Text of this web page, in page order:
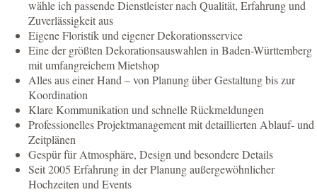
wähle ich passende Dienstleister nach Qualität, Erfahrung und
Zuverlässigkeit aus
Eigene Floristik und eigener Dekorationsservice
Eine der größten Dekorationsauswahlen in Baden-Württemberg
mit umfangreichem Mietshop
Alles aus einer Hand – von Planung über Gestaltung bis zur
Koordination
Klare Kommunikation und schnelle Rückmeldungen
Professionelles Projektmanagement mit detaillierten Ablauf- und
Zeitplänen
Gespür für Atmosphäre, Design und besondere Details
Seit 2005 Erfahrung in der Planung außergewöhnlicher
Hochzeiten und Events